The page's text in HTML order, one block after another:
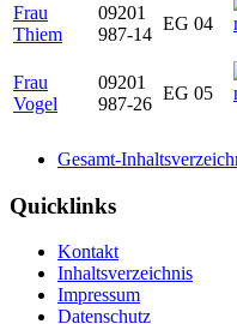
Frau
Thiem
09201
987-14
EG 04
Frau
Vogel
09201
987-26
EG 05
Gesamt-
Quicklinks
Kontakt
Inhaltsverzeichnis
Impressum
Datenschutz